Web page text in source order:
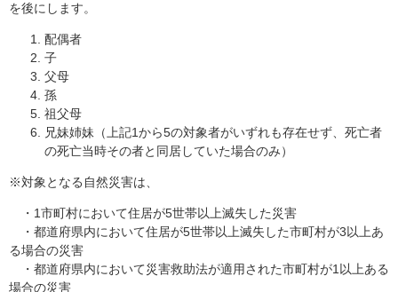
を後にします。
配偶者
子
父母
孫
祖父母
兄妹姉妹（上記1から5の対象者がいずれも存在せず、死亡者
の死亡当時その者と同居していた場合のみ）
※対象となる自然災害は、
・1市町村において住居が5世帯以上滅失した災害
・都道府県内において住居が5世帯以上滅失した市町村が3以上あ
る場合の災害
・都道府県内において災害救助法が適用された市町村が1以上ある
場合の災害